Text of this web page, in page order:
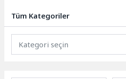
Tüm Kategoriler